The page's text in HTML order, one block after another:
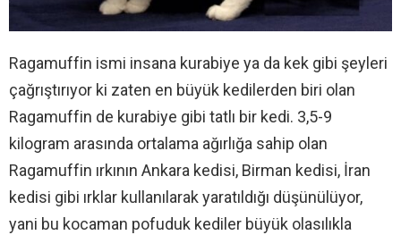
Ragamuffin ismi insana kurabiye ya da kek gibi şeyleri
çağrıştırıyor ki zaten en büyük kedilerden biri olan
Ragamuffin de kurabiye gibi tatlı bir kedi. 3,5-9
kilogram arasında ortalama ağırlığa sahip olan
Ragamuffin ırkının Ankara kedisi, Birman kedisi, İran
kedisi gibi ırklar kullanılarak yaratıldığı düşünülüyor,
yani bu kocaman pofuduk kediler büyük olasılıkla